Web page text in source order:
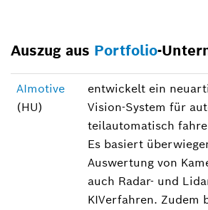
Auszug aus Portfolio-
AImotive
(HU)
entwickelt ein
Vision-System für
teilautomatisch
Es basiert
Auswertung von
auch Radar- und
KIVerfahren. Zudem